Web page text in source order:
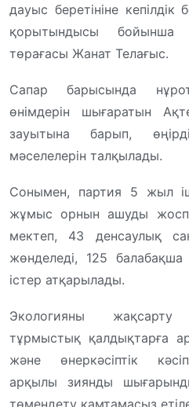
дауыс беретініне кепілдік
қорытындысы бойынша
төрағасы Жанат Телағыс.
Сапар барысында
өнімдерін шығаратын
зауытына барып,
мәселелерін талқылады.
Сонымен, партия 5 жыл
жұмыс орнын ашуды
мектеп, 43 денсаулық
жөнделеді, 125
істер атқарылады.
Экологияны
тұрмыстық қалдықтарға
және өнеркәсіптік
арқылы зиянды
төмендету қамтамасыз